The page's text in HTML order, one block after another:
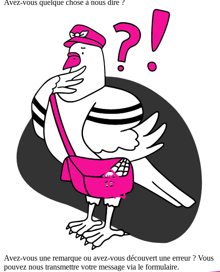
Avez-vous quelque chose à nous dire ?
Avez-vous une remarque ou avez-vous découvert une erreur ? Vous
pouvez nous transmettre votre message via le formulaire.